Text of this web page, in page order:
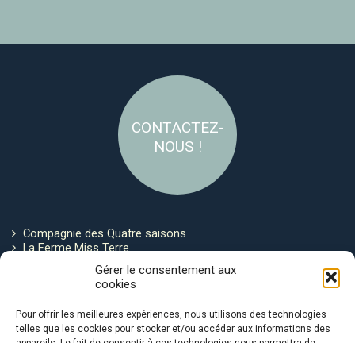
Gérer le consentement aux
cookies
Pour offrir les meilleures expériences, nous utilisons des technologies
telles que les cookies pour stocker et/ou accéder aux informations des
CONTACTEZ-
NOUS !
Compagnie des Quatre saisons
La Ferme Miss Terre
Politique de cookies